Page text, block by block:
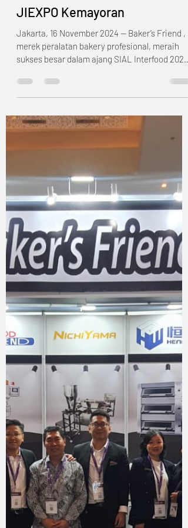
Baker's Friend
Nov 16, 2024
2 min read
Sukses Besar Baker’s Friend di
Pameran SIAL Interfood 2024
JIEXPO Kemayoran
merek peralatan bakery profesional, meraih
pameran industri makanan dan minuman
terbesar di Indonesia yang berlangsung pada
13–16 November 2024 di Jakarta International
Expo (JIEXPO) Kemayoran . Sebagai salah satu
pemain utama di industri mesin bakery
nasional , Baker’s Friend kembali menegaskan
komitmennya untuk menghadirkan teknologi
mesin bakery yang efisien, stabil, dan ramah
ene